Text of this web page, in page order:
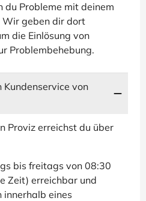
du Probleme mit deinem
Wir geben dir dort
die Einlösung von
Problembehebung.
von
Proviz erreichst du über
bis freitags von 08:30
Zeit) erreichbar und
innerhalb eines